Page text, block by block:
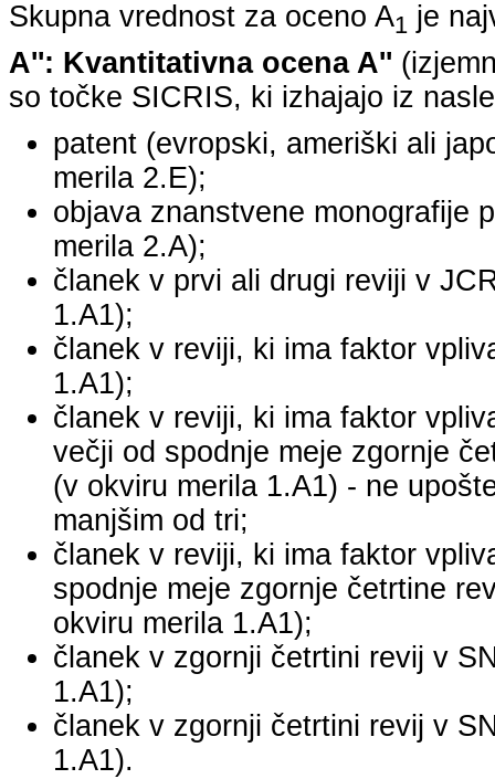
Skupna vrednost za oceno A1 je
A'': Kvantitativna ocena A''
so točke SICRIS, ki izhajajo iz
patent (evropski, ameriški ali
merila 2.E);
objava znanstvene monografije
merila 2.A);
članek v prvi ali drugi reviji v
1.A1);
članek v reviji, ki ima faktor
1.A1);
članek v reviji, ki ima faktor
večji od spodnje meje zgornje
(v okviru merila 1.A1) - ne
manjšim od tri;
članek v reviji, ki ima faktor
spodnje meje zgornje četrtine
okviru merila 1.A1);
članek v zgornji četrtini revij v
1.A1);
članek v zgornji četrtini revij v
1.A1).